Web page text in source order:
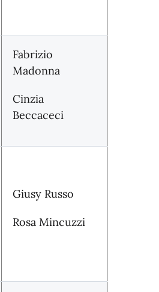
Fabrizio
Madonna
Cinzia
Beccaceci
Giusy Russo
Rosa Mincuzzi